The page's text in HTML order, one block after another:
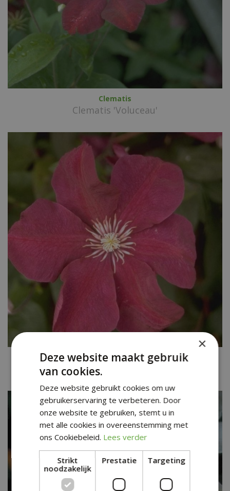
Clematis
Clematis 'Voluceau'
Clematis
Clematis 'Rouge Cardinal'
×
Deze website maakt gebruik
van cookies.
Deze website gebruikt cookies om uw
gebruikerservaring te verbeteren. Door
onze website te gebruiken, stemt u in
met alle cookies in overeenstemming met
ons Cookiebeleid. Lees verder
Strikt
noodzakelijk
Prestatie Targeting